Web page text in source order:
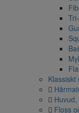
Klassiskt
Floss